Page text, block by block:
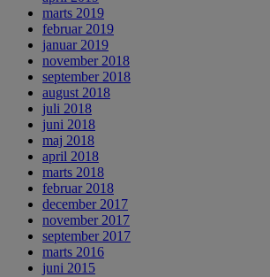
marts 2019
februar 2019
januar 2019
november 2018
september 2018
august 2018
juli 2018
juni 2018
maj 2018
april 2018
marts 2018
februar 2018
december 2017
november 2017
september 2017
marts 2016
juni 2015